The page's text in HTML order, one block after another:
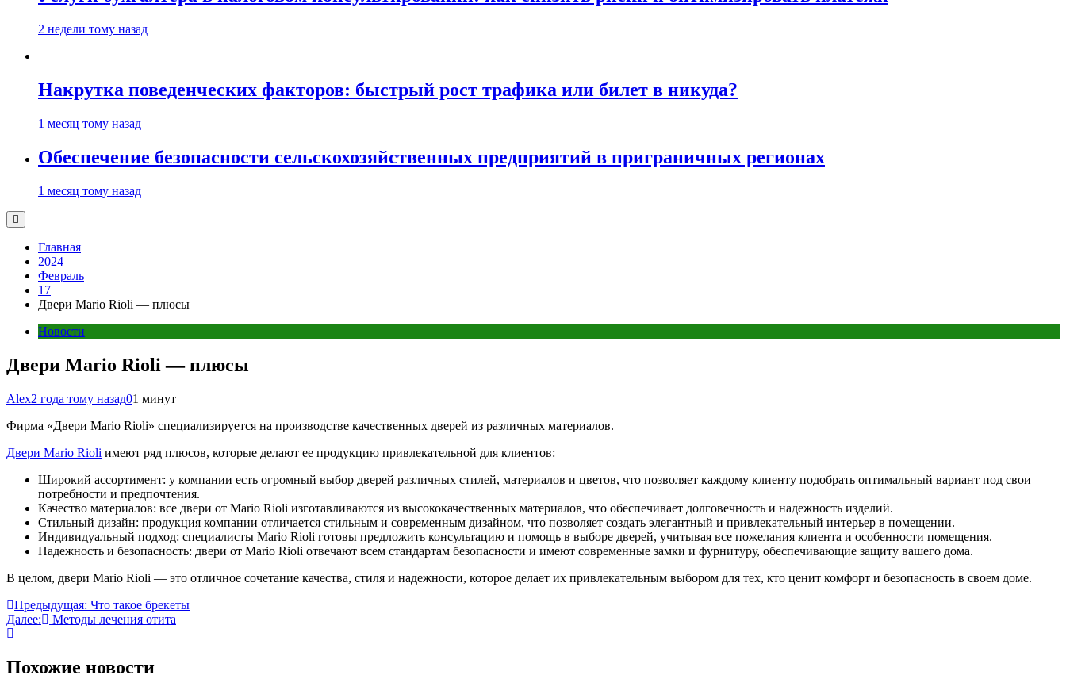
2 недели тому назад
Накрутка поведенческих факторов: быстрый рост трафика или билет в никуда?
1 месяц тому назад
Обеспечение безопасности сельскохозяйственных предприятий в приграничных регионах
1 месяц тому назад
Главная
2024
Февраль
17
Двери Mario Rioli — плюсы
Новости
Двери Mario Rioli — плюсы
Alex2 года тому назад01 минут
Фирма «Двери Mario Rioli» специализируется на производстве качественных дверей из различных материалов.
Двери Mario Rioli имеют ряд плюсов, которые делают ее продукцию привлекательной для клиентов:
Широкий ассортимент: у компании есть огромный выбор дверей различных стилей, материалов и цветов, что позволяет каждому клиенту подобрать оптимальный вариант под свои
потребности и предпочтения.
Качество материалов: все двери от Mario Rioli изготавливаются из высококачественных материалов, что обеспечивает долговечность и надежность изделий.
Стильный дизайн: продукция компании отличается стильным и современным дизайном, что позволяет создать элегантный и привлекательный интерьер в помещении.
Индивидуальный подход: специалисты Mario Rioli готовы предложить консультацию и помощь в выборе дверей, учитывая все пожелания клиента и особенности помещения.
Надежность и безопасность: двери от Mario Rioli отвечают всем стандартам безопасности и имеют современные замки и фурнитуру, обеспечивающие защиту вашего дома.
В целом, двери Mario Rioli — это отличное сочетание качества, стиля и надежности, которое делает их привлекательным выбором для тех, кто ценит комфорт и безопасность в своем доме.
Навигация
по
Предыдущая: Что такое брекеты
Далее:
Методы лечения отита
Похожие новости